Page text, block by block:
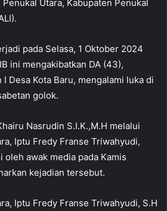
Penukal Utara, Kabupaten Penukal
pada Selasa, 1 Oktober 2024
ini mengakibatkan DA (43),
Desa Kota Baru, mengalami luka di
golok.
Nasrudin S.I.K.,M.H melalui
Iptu Fredy Franse Triwahyudi,
oleh awak media pada Kamis
kejadian tersebut.
Iptu Fredy Franse Triwahyudi, S.H